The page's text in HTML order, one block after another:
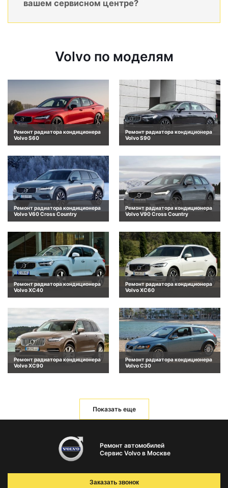
вашем сервисном центре?
Volvo по моделям
Ремонт радиатора кондиционера
Volvo S60
Ремонт радиатора кондиционера
Volvo S90
Ремонт радиатора кондиционера
Volvo V60 Cross Country
Ремонт радиатора кондиционера
Volvo V90 Cross Country
Ремонт радиатора кондиционера
Volvo XC40
Ремонт радиатора кондиционера
Volvo XC60
Ремонт радиатора кондиционера
Volvo XC90
Ремонт радиатора кондиционера
Volvo C30
Показать еще
Ремонт автомобилей
Сервис Volvo в Москве
Заказать звонок